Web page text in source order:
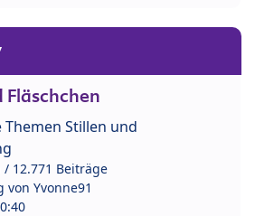
Fläschchen
Themen Stillen und
/ 12.771 Beiträge
von Yvonne91